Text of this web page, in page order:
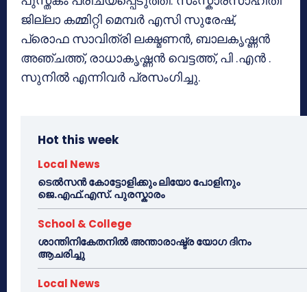
ജില്ലാ കമ്മിറ്റി മെമ്പർ എസി സുരേഷ്,
പ്രൊഫ സാവിത്രി ലക്ഷ്മണൻ, ബാലകൃഷ്ണൻ
അഞ്ചത്ത്, രാധാകൃഷ്ണൻ വെട്ടത്ത്, പി .എൻ .
സുനിൽ എന്നിവർ പ്രസംഗിച്ചു.
Hot this week
Local News
ടെൽസൻ കോട്ടോളിക്കും ലിയോ പോളിനും
ജെ.എഫ്.എസ്. പുരസ്കാരം
School & College
ശാന്തിനികേതനിൽ അന്താരാഷ്ട്ര യോഗ ദിനം
ആചരിച്ചു
Local News